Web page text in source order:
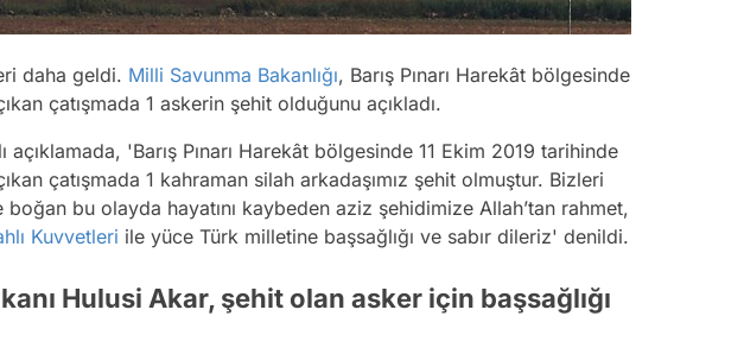
daha geldi. Milli Savunma Bakanlığı, Barış Pınarı Harekât bölgesinde
çatışmada 1 askerin şehit olduğunu açıkladı.
açıklamada, 'Barış Pınarı Harekât bölgesinde 11 Ekim 2019 tarihinde
çatışmada 1 kahraman silah arkadaşımız şehit olmuştur. Bizleri
bu olayda hayatını kaybeden aziz şehidimize Allah’tan rahmet,
Kuvvetleri ile yüce Türk milletine başsağlığı ve sabır dileriz' denildi.
Hulusi Akar, şehit olan asker için başsağlığı